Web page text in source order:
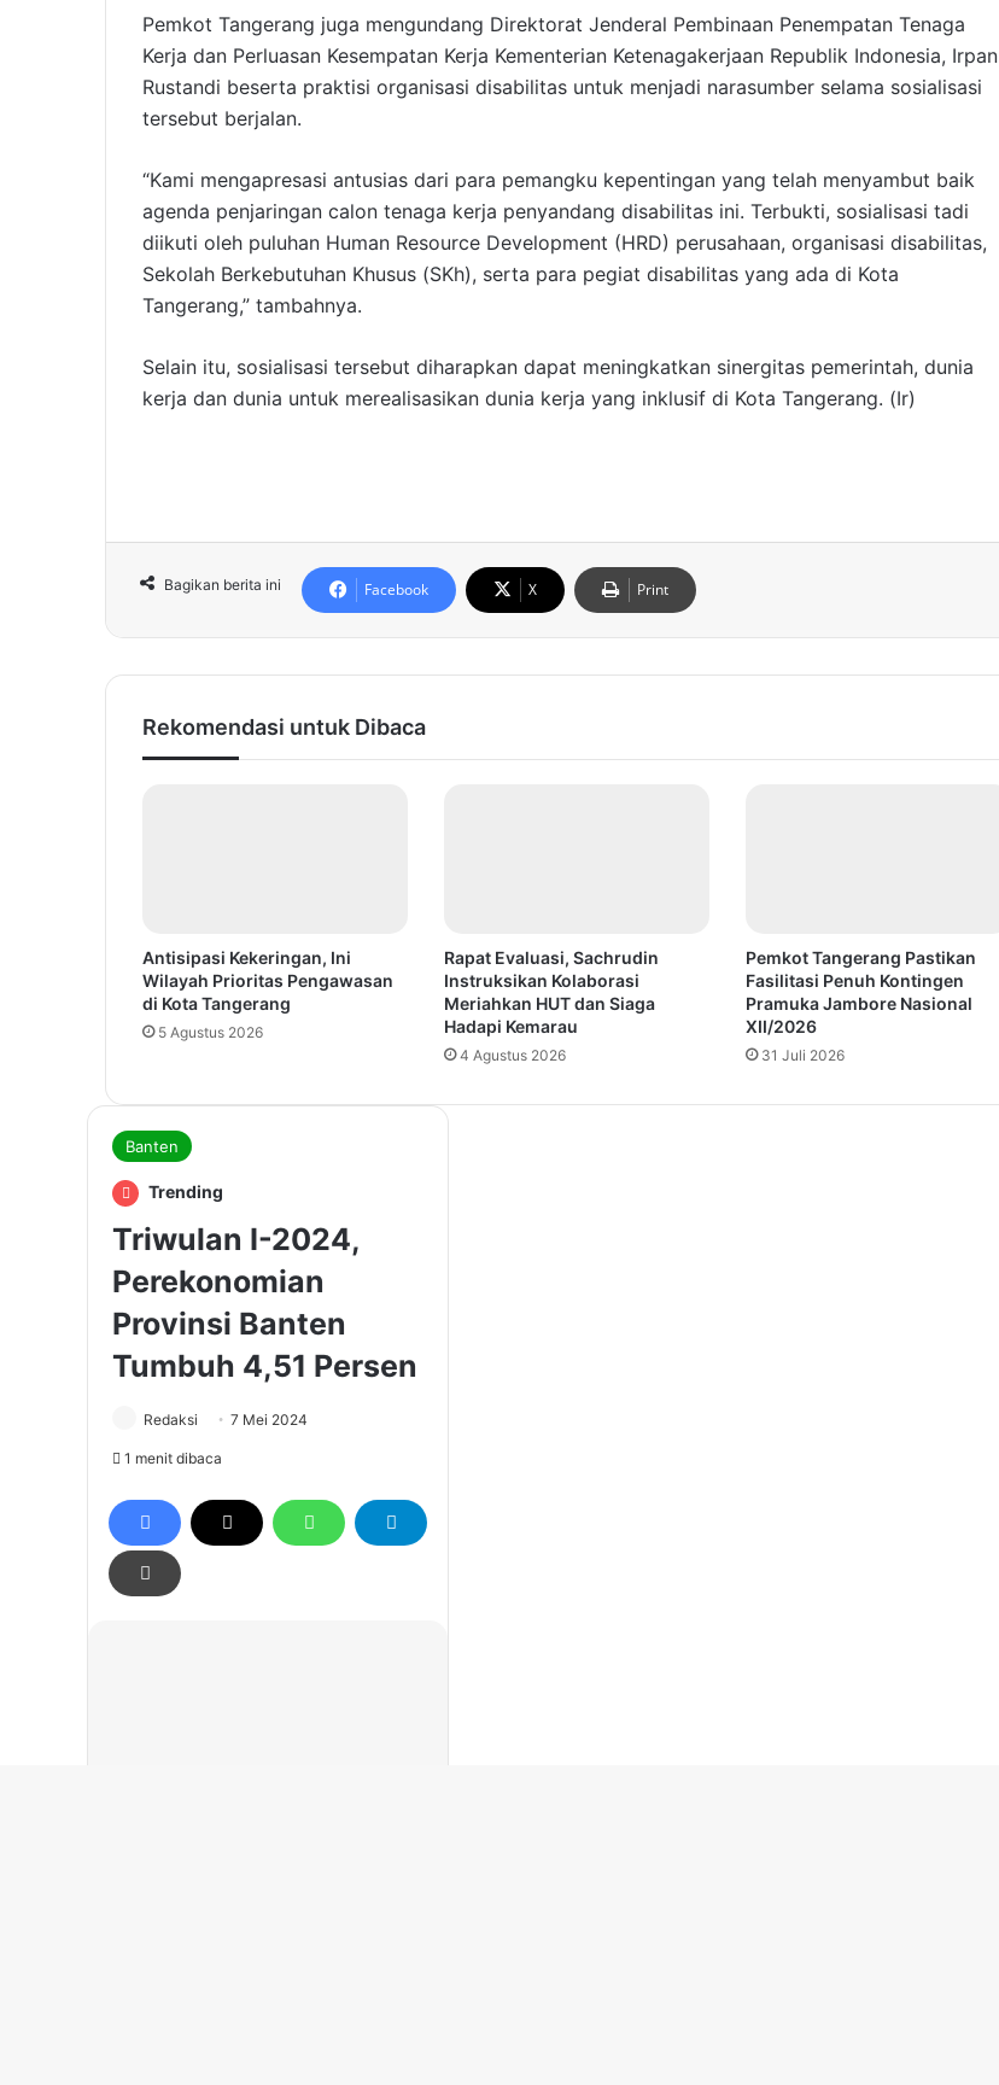
Pemkot Tangerang juga mengundang Direktorat Jenderal Pembinaan Penempatan Tenaga
Kerja dan Perluasan Kesempatan Kerja Kementerian Ketenagakerjaan Republik Indonesia, Irpan
Rustandi beserta praktisi organisasi disabilitas untuk menjadi narasumber selama sosialisasi
tersebut berjalan.
“Kami mengapresasi antusias dari para pemangku kepentingan yang telah menyambut baik
agenda penjaringan calon tenaga kerja penyandang disabilitas ini. Terbukti, sosialisasi tadi
diikuti oleh puluhan Human Resource Development (HRD) perusahaan, organisasi disabilitas,
Sekolah Berkebutuhan Khusus (SKh), serta para pegiat disabilitas yang ada di Kota
Tangerang,” tambahnya.
Selain itu, sosialisasi tersebut diharapkan dapat meningkatkan sinergitas pemerintah, dunia
kerja dan dunia untuk merealisasikan dunia kerja yang inklusif di Kota Tangerang. (Ir)
Bagikan berita ini Facebook X Print
Rekomendasi untuk Dibaca
Antisipasi Kekeringan, Ini
Wilayah Prioritas Pengawasan
di Kota Tangerang
5 Agustus 2026
Rapat Evaluasi, Sachrudin
Instruksikan Kolaborasi
Meriahkan HUT dan Siaga
Hadapi Kemarau
4 Agustus 2026
Pemkot Tangerang Pastikan
Fasilitasi Penuh Kontingen
Pramuka Jambore Nasional
XII/2026
31 Juli 2026